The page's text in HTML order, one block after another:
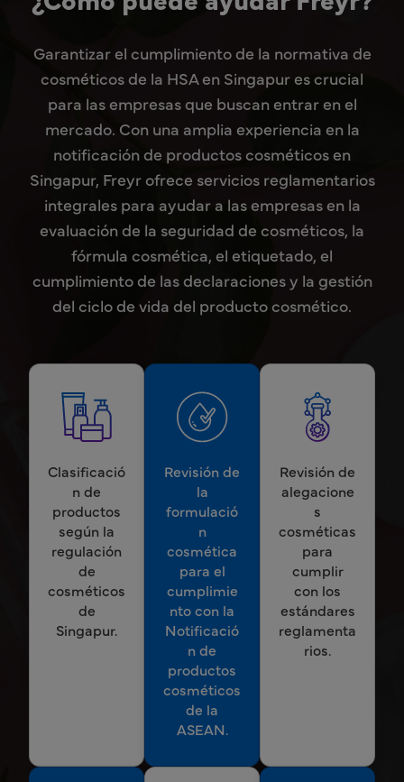
Garantizar el cumplimiento de la normativa de
cosméticos de la HSA en Singapur es crucial
para las empresas que buscan entrar en el
mercado. Con una amplia experiencia en la
notificación de productos cosméticos en
Singapur, Freyr ofrece servicios reglamentarios
integrales para ayudar a las empresas en la
evaluación de la seguridad de cosméticos, la
fórmula cosmética, el etiquetado, el
cumplimiento de las declaraciones y la gestión
del ciclo de vida del producto cosmético.
Clasificació
n de
productos
según la
regulación
de
cosméticos
de
Singapur.
Revisión de
la
formulació
n
cosmética
para el
cumplimie
nto con la
Notificació
n de
productos
cosméticos
de la
ASEAN.
Revisión de
alegacione
s
cosméticas
para
cumplir
con los
estándares
reglamenta
rios.